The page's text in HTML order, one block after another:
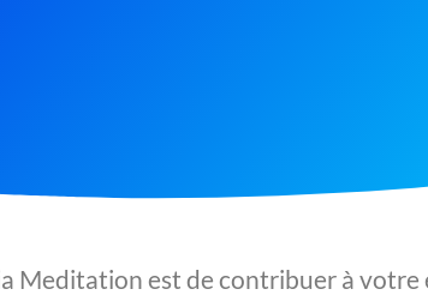
Meditation est de contribuer à votre